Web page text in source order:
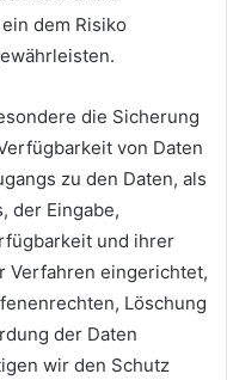
dem Risiko
die Sicherung
von Daten
zu den Daten, als
der Eingabe,
und ihrer
Verfahren eingerichtet,
Löschung
der Daten
wir den Schutz